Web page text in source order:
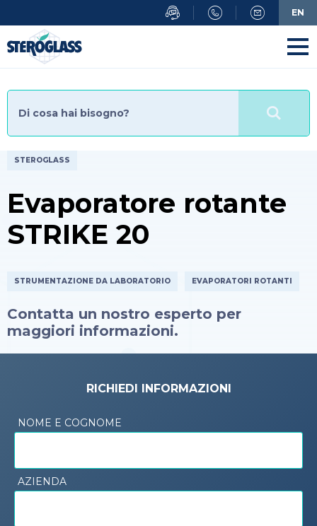
al
contenuto
principale
STEROGLASS
Evaporatore rotante
STRIKE 20
STRUMENTAZIONE DA LABORATORIO EVAPORATORI ROTANTI
Contatta un nostro esperto per
maggiori informazioni.
RICHIEDI INFORMAZIONI
NOME E COGNOME
AZIENDA
EN